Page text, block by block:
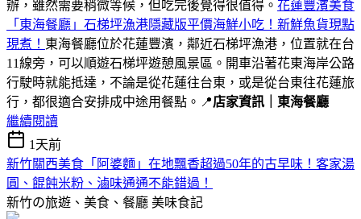
辦，雖然需要稍微等候，但吃完後覺得很值得。 花蓮豐濱美食
「東海餐廳」石梯坪漁港隱藏版平價海鮮小吃！新鮮魚貨現點
現煮！ 東海餐廳位於花蓮豐濱，鄰近石梯坪漁港，位置就在台
11線旁，可以順遊石梯坪遊憩風景區。開車沿著花東海岸公路
行駛時就能抵達，不論是從花蓮往台東，或是從台東往花蓮旅
行，都很適合安排成中途用餐點。📍店家資訊｜東海餐廳
繼續閱讀
1天前
新竹關西美食「阿婆麵」在地飄香超過50年的古早味！客家湯
圓、餛飩米粉、滷味通通不能錯過！
新竹の旅遊、美食、餐廳 美味食記